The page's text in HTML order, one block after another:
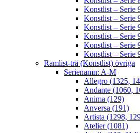
Konstlist – Serie
Konstlist – Serie
Konstlist – Serie
Konstlist – Serie
Konstlist – Serie
Konstlist – Serie
Ramlist-trä (Konstlist) övriga
Serienamn: A-M
Allegro (1325,
Andante (1060,
Anima (129)
Anversa (191)
Artista (1298,
Atelier (1081)